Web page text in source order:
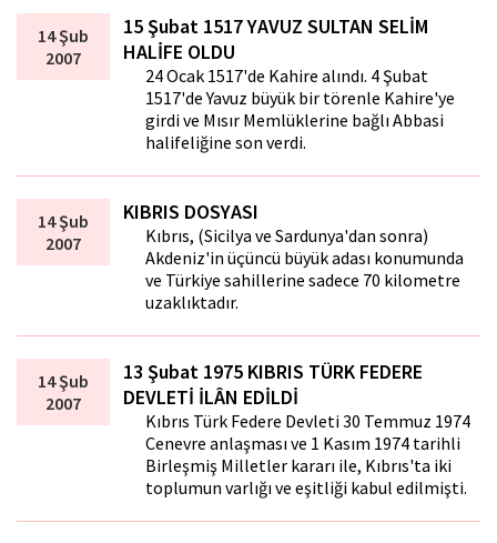
14 Şub
2007
15 Şubat 1517 YAVUZ SULTAN SELİM
HALİFE OLDU
24 Ocak 1517'de Kahire alındı. 4 Şubat
1517'de Yavuz büyük bir törenle Kahire'ye
girdi ve Mısır Memlüklerine bağlı Abbasi
halifeliğine son verdi.
14 Şub
2007
KIBRIS DOSYASI
Kıbrıs, (Sicilya ve Sardunya'dan sonra)
Akdeniz'in üçüncü büyük adası konumunda
ve Türkiye sahillerine sadece 70 kilometre
uzaklıktadır.
14 Şub
2007
13 Şubat 1975 KIBRIS TÜRK FEDERE
DEVLETİ İLÂN EDİLDİ
Kıbrıs Türk Federe Devleti 30 Temmuz 1974
Cenevre anlaşması ve 1 Kasım 1974 tarihli
Birleşmiş Milletler kararı ile, Kıbrıs'ta iki
toplumun varlığı ve eşitliği kabul edilmişti.